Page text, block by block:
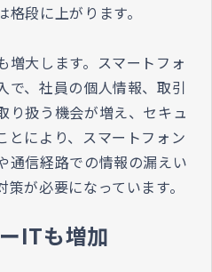
段に上がります。
増大します。スマートフォ
で、社員の個人情報、取引
り扱う機会が増え、セキュ
とにより、スマートフォン
通信経路での情報の漏えい
が必要になっています。
ITも増加